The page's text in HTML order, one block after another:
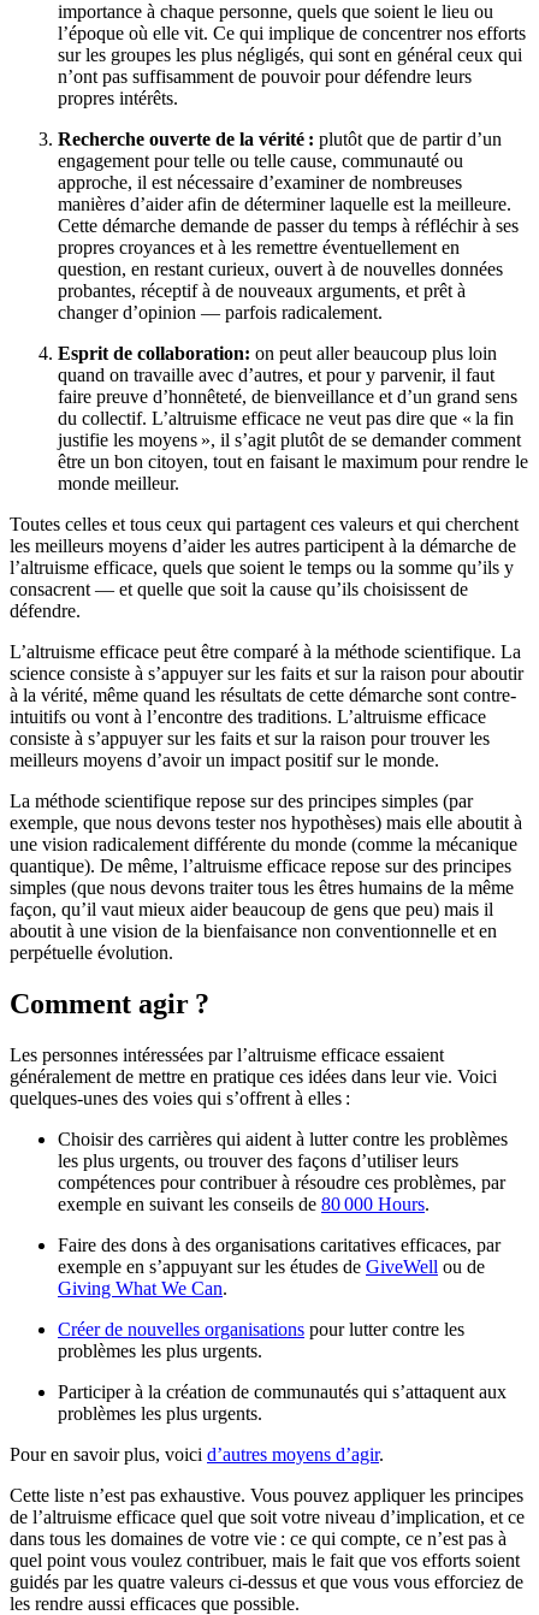
importance à chaque personne, quels que soient le lieu ou
l’époque où elle vit. Ce qui implique de concentrer nos efforts
sur les groupes les plus négligés, qui sont en général ceux qui
n’ont pas suffisamment de pouvoir pour défendre leurs
propres intérêts.
Recherche ouverte de la vérité : plutôt que de partir d’un
engagement pour telle ou telle cause, communauté ou
approche, il est nécessaire d’examiner de nombreuses
manières d’aider afin de déterminer laquelle est la meilleure.
Cette démarche demande de passer du temps à réfléchir à ses
propres croyances et à les remettre éventuellement en
question, en restant curieux, ouvert à de nouvelles données
probantes, réceptif à de nouveaux arguments, et prêt à
changer d’opinion — parfois radicalement.
Esprit de collaboration: on peut aller beaucoup plus loin
quand on travaille avec d’autres, et pour y parvenir, il faut
faire preuve d’honnêteté, de bienveillance et d’un grand sens
du collectif. L’altruisme efficace ne veut pas dire que « la fin
justifie les moyens », il s’agit plutôt de se demander comment
être un bon citoyen, tout en faisant le maximum pour rendre le
monde meilleur.
Toutes celles et tous ceux qui partagent ces valeurs et qui cherchent
les meilleurs moyens d’aider les autres participent à la démarche de
l’altruisme efficace, quels que soient le temps ou la somme qu’ils y
consacrent — et quelle que soit la cause qu’ils choisissent de
défendre.
L’altruisme efficace peut être comparé à la méthode scientifique. La
science consiste à s’appuyer sur les faits et sur la raison pour aboutir
à la vérité, même quand les résultats de cette démarche sont contre-
intuitifs ou vont à l’encontre des traditions. L’altruisme efficace
consiste à s’appuyer sur les faits et sur la raison pour trouver les
meilleurs moyens d’avoir un impact positif sur le monde.
La méthode scientifique repose sur des principes simples (par
exemple, que nous devons tester nos hypothèses) mais elle aboutit à
une vision radicalement différente du monde (comme la mécanique
quantique). De même, l’altruisme efficace repose sur des principes
simples (que nous devons traiter tous les êtres humains de la même
façon, qu’il vaut mieux aider beaucoup de gens que peu) mais il
aboutit à une vision de la bienfaisance non conventionnelle et en
perpétuelle évolution.
Comment agir ?
Les personnes intéressées par l’altruisme efficace essaient
généralement de mettre en pratique ces idées dans leur vie. Voici
quelques-unes des voies qui s’offrent à elles :
Choisir des carrières qui aident à lutter contre les problèmes
les plus urgents, ou trouver des façons d’utiliser leurs
compétences pour contribuer à résoudre ces problèmes, par
exemple en suivant les conseils de 80 000 Hours.
Faire des dons à des organisations caritatives efficaces, par
exemple en s’appuyant sur les études de GiveWell ou de
Giving What We Can.
Créer de nouvelles organisations pour lutter contre les
problèmes les plus urgents.
Participer à la création de communautés qui s’attaquent aux
problèmes les plus urgents.
Pour en savoir plus, voici d’autres moyens d’agir.
Cette liste n’est pas exhaustive. Vous pouvez appliquer les principes
de l’altruisme efficace quel que soit votre niveau d’implication, et ce
dans tous les domaines de votre vie : ce qui compte, ce n’est pas à
quel point vous voulez contribuer, mais le fait que vos efforts soient
guidés par les quatre valeurs ci-dessus et que vous vous efforciez de
les rendre aussi efficaces que possible.